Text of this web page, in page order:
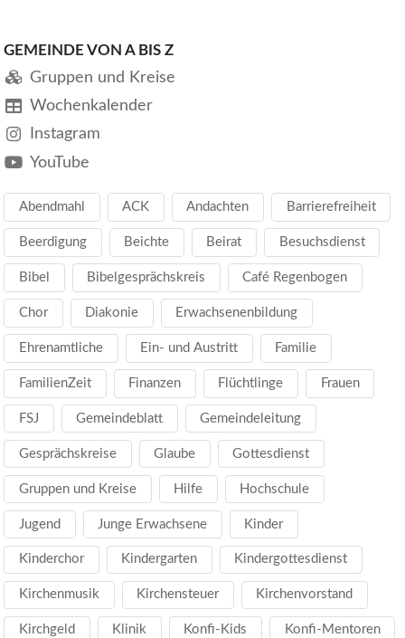
GEMEINDE VON A BIS Z
Gruppen und Kreise
Wochenkalender
Instagram
YouTube
Abendmahl ACK Andachten Barrierefreiheit
Beerdigung Beichte Beirat Besuchsdienst
Bibel Bibelgesprächskreis Café Regenbogen
Chor Diakonie Erwachsenenbildung
Ehrenamtliche Ein- und Austritt Familie
FamilienZeit Finanzen Flüchtlinge Frauen
FSJ Gemeindeblatt Gemeindeleitung
Gesprächskreise Glaube Gottesdienst
Gruppen und Kreise Hilfe Hochschule
Jugend Junge Erwachsene Kinder
Kinderchor Kindergarten Kindergottesdienst
Kirchenmusik Kirchensteuer Kirchenvorstand
Kirchgeld Klinik Konfi-Kids Konfi-Mentoren